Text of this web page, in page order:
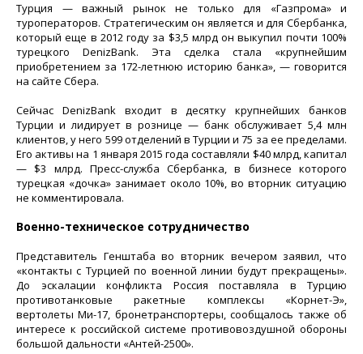
Турция — важный рынок не только для «Газпрома» и
туроператоров. Стратегическим он является и для Сбербанка,
который еще в 2012 году за $3,5 млрд он выкупил почти 100%
турецкого DenizBank. Эта сделка стала «крупнейшим
приобретением за 172-летнюю историю банка», — говорится
на сайте Сбера.
Сейчас DenizBank входит в десятку крупнейших банков
Турции и лидирует в рознице — банк обслуживает 5,4 млн
клиентов, у него 599 отделений в Турции и 75 за ее пределами.
Его активы на 1 января 2015 года составляли $40 млрд, капитал
— $3 млрд. Пресс-служба Сбербанка, в бизнесе которого
турецкая «дочка» занимает около 10%, во вторник ситуацию
не комментировала.
Военно-техническое сотрудничество
Представитель Генштаба во вторник вечером заявил, что
«контакты с Турцией по военной линии будут прекращены».
До эскалации конфликта Россия поставляла в Турцию
противотанковые ракетные комплексы «Корнет-Э»,
вертолеты Ми-17, бронетранспортеры, сообщалось также об
интересе к российской системе противовоздушной обороны
большой дальности «Антей-2500».